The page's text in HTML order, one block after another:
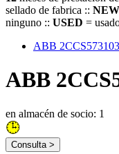
sellado de fabrica :: NEW
ninguno :: USED =
ABB
ABB
en almacén de socio: 1
Consulta >